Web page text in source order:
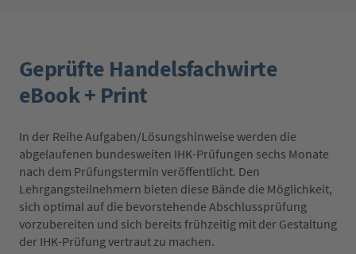
Geprüfte Handelsfachwirte
eBook + Print
In der Reihe Aufgaben/Lösungshinweise werden die
abgelaufenen bundesweiten IHK-Prüfungen sechs Monate
nach dem Prüfungstermin veröffentlicht. Den
Lehrgangsteilnehmern bieten diese Bände die Möglichkeit,
sich optimal auf die bevorstehende Abschlussprüfung
vorzubereiten und sich bereits frühzeitig mit der Gestaltung
der IHK-Prüfung vertraut zu machen.